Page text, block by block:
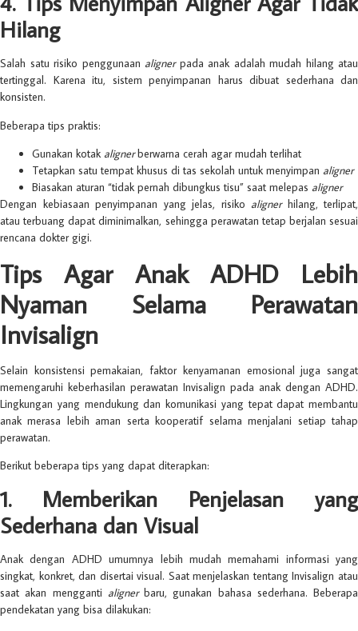
Hilang
Salah satu risiko penggunaan alignerpada anak adalah mudah hilang atau
tertinggal. Karena itu, sistem penyimpanan harus dibuat sederhana dan
konsisten.
Beberapa tips praktis:
Gunakan kotak alignerberwarna cerah agar mudah terlihat
Tetapkan satu tempat khusus di tas sekolah untuk menyimpan aligner
Biasakan aturan “tidak pernah dibungkus tisu” saat melepas aligner
Dengan kebiasaan penyimpanan yang jelas, risiko alignerhilang, terlipat,
atau terbuang dapat diminimalkan, sehingga perawatan tetap berjalan sesuai
rencana dokter gigi.
Tips Agar Anak ADHD Lebih
Nyaman Selama Perawatan
Invisalign
Selain konsistensi pemakaian, faktor kenyamanan emosional juga sangat
memengaruhi keberhasilan perawatan Invisalign pada anak dengan ADHD.
Lingkungan yang mendukung dan komunikasi yang tepat dapat membantu
anak merasa lebih aman serta kooperatif selama menjalani setiap tahap
perawatan.
Berikut beberapa tips yang dapat diterapkan:
1. Memberikan Penjelasan yang
Sederhana dan Visual
Anak dengan ADHD umumnya lebih mudah memahami informasi yang
singkat, konkret, dan disertai visual. Saat menjelaskan tentang Invisalign atau
saat akan mengganti alignerbaru, gunakan bahasa sederhana. Beberapa
pendekatan yang bisa dilakukan: